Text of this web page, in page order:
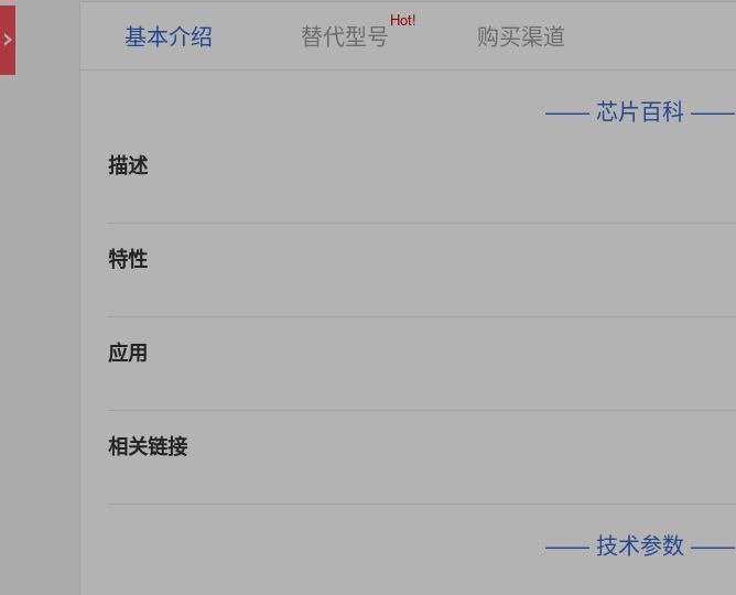
基本介绍 替代型号
Hot!
购买渠道
—— 芯片百科 ——
描述
特性
应用
相关链接
—— 技术参数 ——